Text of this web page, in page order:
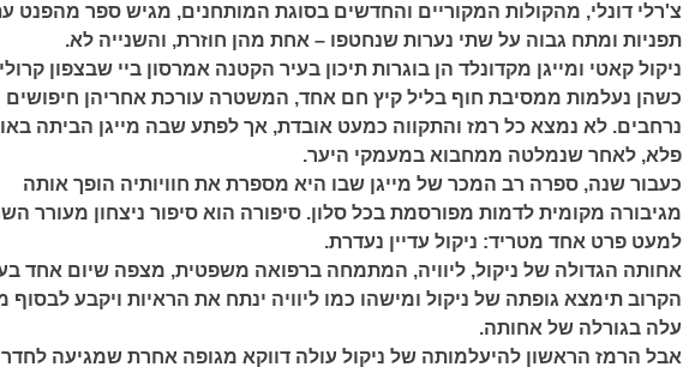
צ'רלי דונלי, מהקולות המקוריים והחדשים בסוגת המותחנים, מגיש ספר מהפנט
תפניות ומתח גבוה על שתי נערות שנחטפו – אחת מהן חוזרת, והשנייה לא.
ניקול קאטי ומייגן מקדונלד הן בוגרות תיכון בעיר הקטנה אמרסון ביי שבצפון
כשהן נעלמות ממסיבת חוף בליל קיץ חם אחד, המשטרה עורכת אחריהן חיפושים
נרחבים. לא נמצא כל רמז והתקווה כמעט אובדת, אך לפתע שבה מייגן הביתה
פלא, לאחר שנמלטה ממחבוא במעמקי היער.
כעבור שנה, ספרה רב המכר של מייגן שבו היא מספרת את חוויותיה הופך אותה
מגיבורה מקומית לדמות מפורסמת בכל סלון. סיפורה הוא סיפור ניצחון מעורר
למעט פרט אחד מטריד: ניקול עדיין נעדרת.
אחותה הגדולה של ניקול, ליוויה, המתמחה ברפואה משפטית, מצפה שיום אחד
הקרוב תימצא גופתה של ניקול ומישהו כמו ליוויה ינתח את הראיות ויקבע לבסוף
עלה בגורלה של אחותה.
אבל הרמז הראשון להיעלמותה של ניקול עולה דווקא מגופה אחרת שמגיעה לחדר